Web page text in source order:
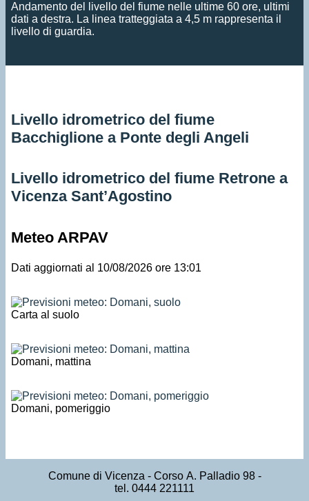
Andamento del livello del fiume nelle ultime 60 ore, ultimi
dati a destra. La linea tratteggiata a 4,5 m rappresenta il
livello di guardia.
Livello idrometrico del fiume
Bacchiglione a Ponte degli Angeli
Livello idrometrico del fiume Retrone a
Vicenza Sant’Agostino
Meteo ARPAV
Dati aggiornati al 10/08/2026 ore 13:01
Carta al suolo
Domani, mattina
Domani, pomeriggio
Comune di Vicenza- Corso A. Palladio 98 -
tel. 0444 221111